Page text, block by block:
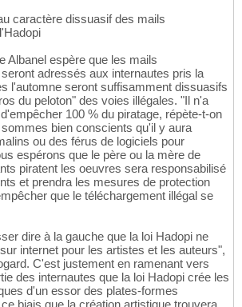
caractère dissuasif des mails
Albanel espère que les mails
adressés aux internautes pris la
l'automne seront suffisamment dissuasifs
du peloton" des voies illégales. "Il n'a
100 % du piratage, répète-t-on
bien conscients qu'il y aura
ou des férus de logiciels pour
espérons que le père ou la mère de
piratent les oeuvres sera responsabilisé
et prendra les mesures de protection
que le téléchargement illégal se
dire à la gauche que la loi Hadopi ne
internet pour les artistes et les auteurs",
C'est justement en ramenant vers
des internautes que la loi Hadopi crée les
d'un essor des plates-formes